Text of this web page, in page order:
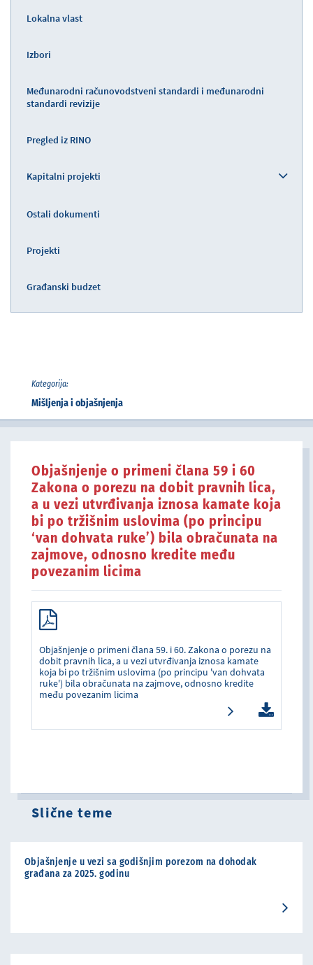
Lokalna vlast
Izbori
Međunarodni računovodstveni standardi i međunarodni
standardi revizije
Pregled iz RINO
Kapitalni projekti
Ostali dokumenti
Projekti
Građanski budzet
Kategorija:
Mišljenja i objašnjenja
Objašnjenje o primeni člana 59 i 60
Zakona o porezu na dobit pravnih lica,
a u vezi utvrđivanja iznosa kamate koja
bi po tržišnim uslovima (po principu
‘van dohvata ruke’) bila obračunata na
zajmove, odnosno kredite među
povezanim licima
Objašnjenje o primeni člana 59. i 60. Zakona o porezu na
dobit pravnih lica, a u vezi utvrđivanja iznosa kamate
koja bi po tržišnim uslovima (po principu 'van dohvata
ruke') bila obračunata na zajmove, odnosno kredite
među povezanim licima
Slične teme
Objašnjenje u vezi sa godišnjim porezom na dohodak
građana za 2025. godinu